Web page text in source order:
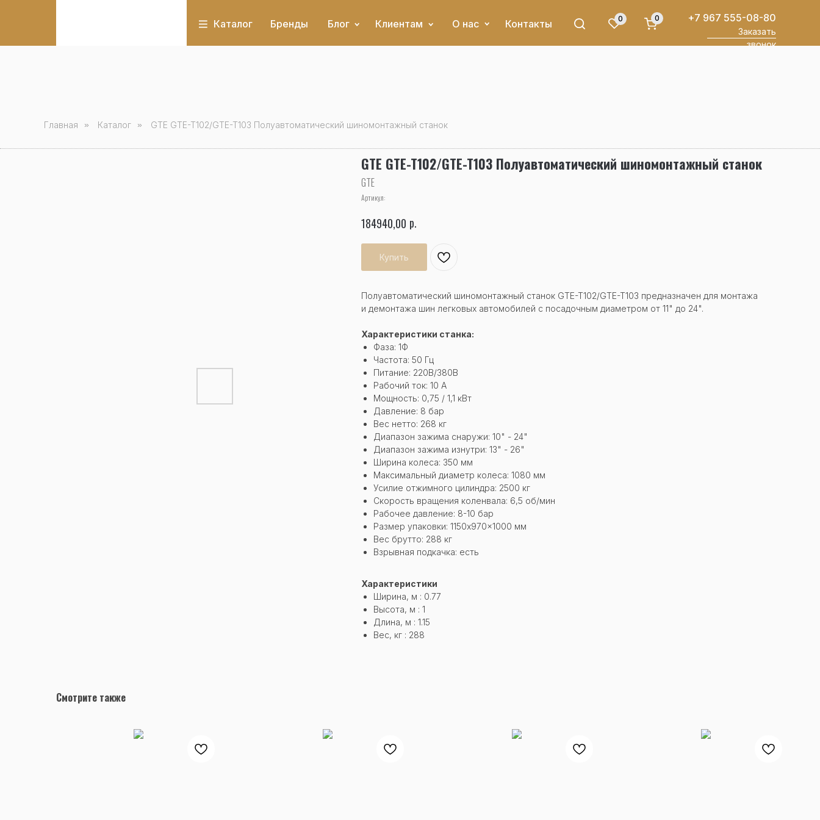
Контакты
Каталог 0 0 +7 967 555-08-80
Заказать
звонок
Клиентам О нас
Бренды Блог
Главная » Каталог » GTE GTE-T102/GTE-T103 Полуавтоматический шиномонтажный станок
GTE GTE-T102/GTE-T103 Полуавтоматический шиномонтажный станок
GTE
Артикул:
184940,00 р.
Купить
Полуавтоматический шиномонтажный станок GTE-T102/GTE-T103 предназначен для монтажа
и демонтажа шин легковых автомобилей c посадочным диаметром от 11" до 24".
Характеристики станка:
Фаза: 1Ф
Частота: 50 Гц
Питание: 220В/380В
Рабочий ток: 10 А
Мощность: 0,75 / 1,1 кВт
Давление: 8 бар
Вес нетто: 268 кг
Диапазон зажима снаружи: 10" - 24"
Диапазон зажима изнутри: 13" - 26"
Ширина колеса: 350 мм
Максимальный диаметр колеса: 1080 мм
Усилие отжимного цилиндра: 2500 кг
Скорость вращения коленвала: 6,5 об/мин
Рабочее давление: 8-10 бар
Размер упаковки: 1150x970x1000 мм
Вес брутто: 288 кг
Взрывная подкачка: есть
Характеристики
Ширина, м : 0.77
Высота, м : 1
Длина, м : 1.15
Вес, кг : 288
Смотрите также